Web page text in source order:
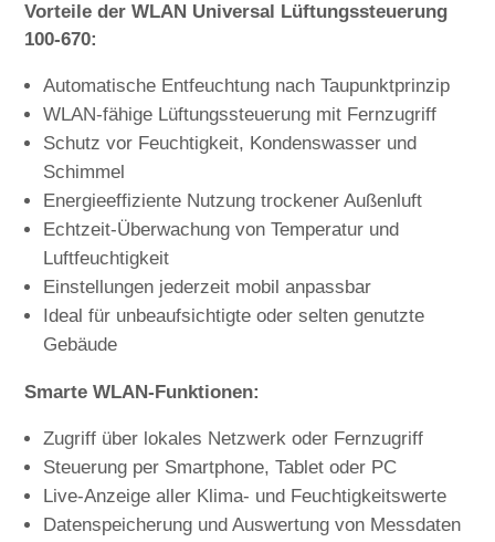
Vorteile der WLAN Universal Lüftungssteuerung
100-670:
Automatische Entfeuchtung nach Taupunktprinzip
WLAN-fähige Lüftungssteuerung mit Fernzugriff
Schutz vor Feuchtigkeit, Kondenswasser und
Schimmel
Energieeffiziente Nutzung trockener Außenluft
Echtzeit-Überwachung von Temperatur und
Luftfeuchtigkeit
Einstellungen jederzeit mobil anpassbar
Ideal für unbeaufsichtigte oder selten genutzte
Gebäude
Smarte WLAN-Funktionen:
Zugriff über lokales Netzwerk oder Fernzugriff
Steuerung per Smartphone, Tablet oder PC
Live-Anzeige aller Klima- und Feuchtigkeitswerte
Datenspeicherung und Auswertung von Messdaten